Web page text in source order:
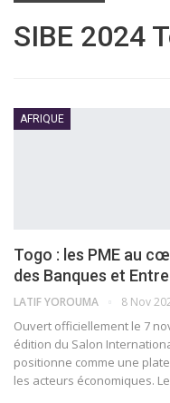
SIBE 2024
AFRIQUE
Togo : les PME au
des Banques et
LATIF YOROUMA 8 Nov
Ouvert officiellement le 7
édition du Salon
positionne comme une
les acteurs économiques.